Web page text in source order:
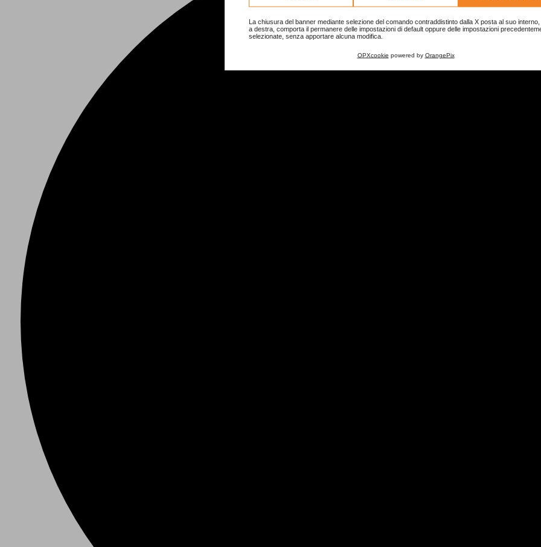
La chiusura del banner mediante selezione del comando contraddistinto dalla X posta al suo interno,
a destra, comporta il permanere delle impostazioni di default oppure delle impostazioni
selezionate, senza apportare alcuna modifica.
OPXcookie powered by OrangePix